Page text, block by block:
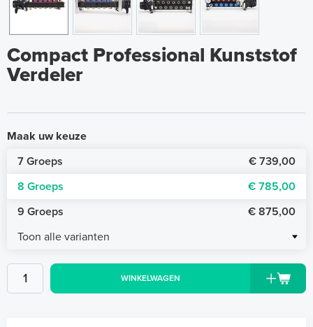
Compact Professional Kunststof
Verdeler
Maak uw keuze
7 Groeps
€ 739,00
8 Groeps
€ 785,00
9 Groeps
€ 875,00
Toon alle varianten
WINKELWAGEN